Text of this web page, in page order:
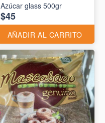
Azúcar glass 500gr
$45
AÑADIR AL CARRITO